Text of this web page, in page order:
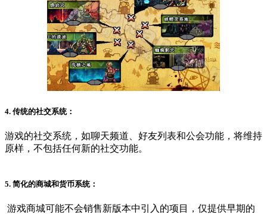
4. 传统的社交系统：
游戏的社交系统，如聊天频道、好友列表和公会功能，将维持
原样，不包括任何新的社交功能。
5. 简化的商城和货币系统：
游戏商城可能不会销售新版本中引入的项目，仅提供早期的